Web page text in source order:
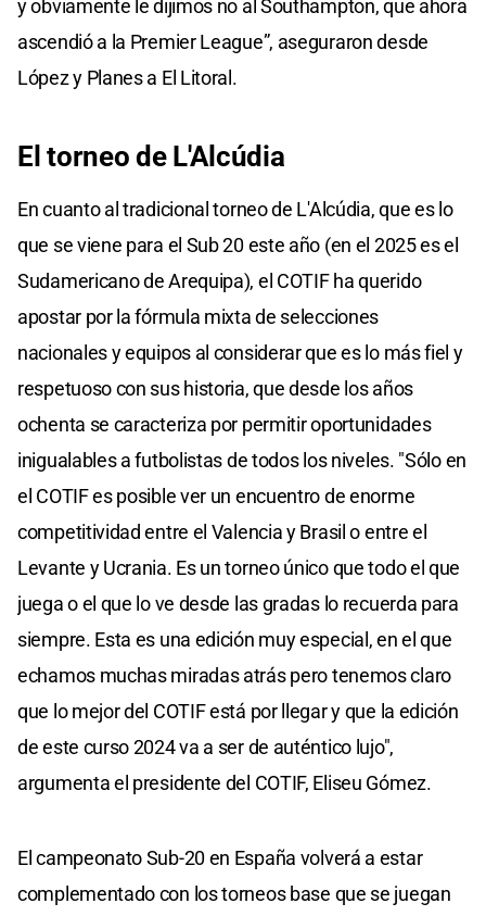
y obviamente le dijimos no al Southampton, que ahora
ascendió a la Premier League”, aseguraron desde
López y Planes a El Litoral.
El torneo de L'Alcúdia
En cuanto al tradicional torneo de L'Alcúdia, que es lo
que se viene para el Sub 20 este año (en el 2025 es el
Sudamericano de Arequipa), el COTIF ha querido
apostar por la fórmula mixta de selecciones
nacionales y equipos al considerar que es lo más fiel y
respetuoso con sus historia, que desde los años
ochenta se caracteriza por permitir oportunidades
inigualables a futbolistas de todos los niveles. "Sólo en
el COTIF es posible ver un encuentro de enorme
competitividad entre el Valencia y Brasil o entre el
Levante y Ucrania. Es un torneo único que todo el que
juega o el que lo ve desde las gradas lo recuerda para
siempre. Esta es una edición muy especial, en el que
echamos muchas miradas atrás pero tenemos claro
que lo mejor del COTIF está por llegar y que la edición
de este curso 2024 va a ser de auténtico lujo",
argumenta el presidente del COTIF, Eliseu Gómez.
El campeonato Sub-20 en España volverá a estar
complementado con los torneos base que se juegan